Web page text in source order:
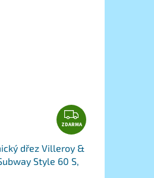
Z
D
A
R
ZDARMA
dřez Villeroy &
Style 60 S,